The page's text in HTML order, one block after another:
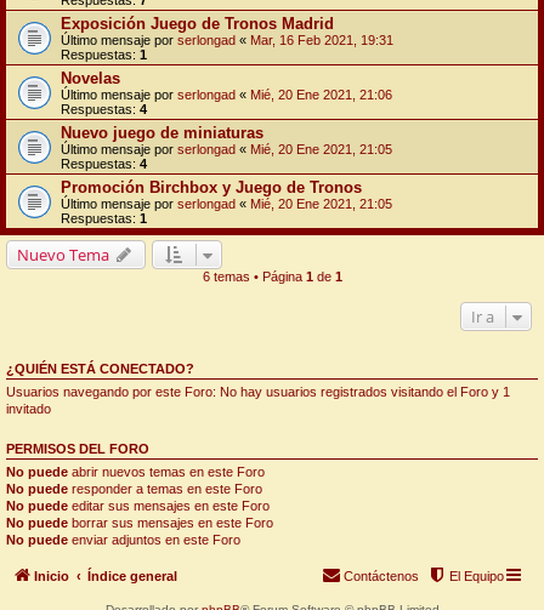
Exposición Juego de Tronos Madrid
Último mensaje por serlongad « Mar, 16 Feb 2021, 19:31
Respuestas: 1
Novelas
Último mensaje por serlongad « Mié, 20 Ene 2021, 21:06
Respuestas: 4
Nuevo juego de miniaturas
Último mensaje por serlongad « Mié, 20 Ene 2021, 21:05
Respuestas: 4
Promoción Birchbox y Juego de Tronos
Último mensaje por serlongad « Mié, 20 Ene 2021, 21:05
Respuestas: 1
Nuevo Tema
6 temas • Página 1de 1
Ir a
¿QUIÉN ESTÁ CONECTADO?
Usuarios navegando por este Foro: No hay usuarios registrados visitando el Foro y 1
invitado
PERMISOS DEL FORO
No puede abrir nuevos temas en este Foro
No puede responder a temas en este Foro
No puede editar sus mensajes en este Foro
No puede borrar sus mensajes en este Foro
No puede enviar adjuntos en este Foro
Inicio Índice general El Equipo
Contáctenos